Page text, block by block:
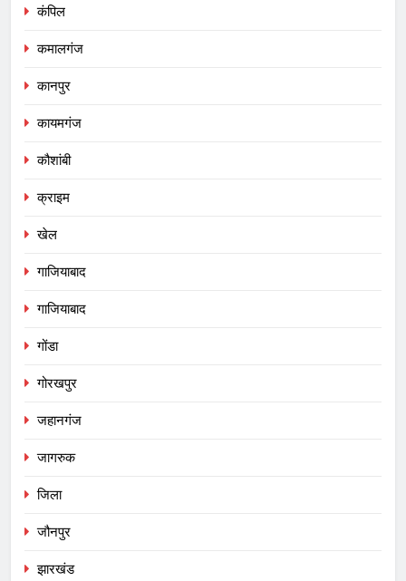
कंपिल
कमालगंज
कानपुर
कायमगंज
कौशांबी
क्राइम
खेल
गाजियाबाद
गाजियाबाद
गोंडा
गोरखपुर
जहानगंज
जागरुक
जिला
जौनपुर
झारखंड